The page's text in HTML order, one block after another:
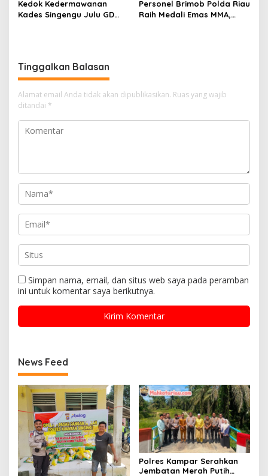
Jalan Tanjung Datuk
Kedok Kedermawanan
Kades Singengu Julu GD
Personel Brimob Polda Riau
Raih Medali Emas MMA,
Tinggalkan Balasan
Alamat email Anda tidak akan dipublikasikan. Ruas yang wajib
ditandai *
Simpan nama, email, dan situs web saya pada peramban
ini untuk komentar saya berikutnya.
News Feed
Polres Kampar Serahkan
Jembatan Merah Putih